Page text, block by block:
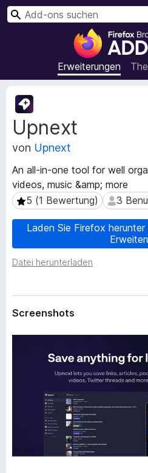
A
d
d
-
r
e
n
F
i
o
r
o
w
Erweiterungen
S
Upnext
von Upnext
An all-in-one tool for well
videos, music &amp; more
5 (1 Bewertung)
5 (1 Bewertung) 3 3
Laden Sie Firefox
Datei herunterladen
M
e
t
a
d
t
e
n
z
E
r
t
Screenshots